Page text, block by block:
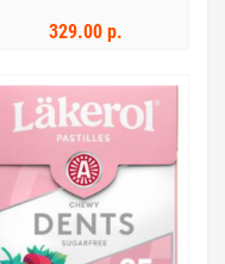
329.00 р.